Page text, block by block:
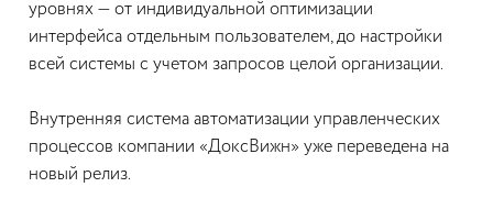
уровнях — от индивидуальной оптимизации
интерфейса отдельным пользователем, до настройки
всей системы с учетом запросов целой организации.
Внутренняя система автоматизации управленческих
процессов компании «ДоксВижн» уже переведена на
новый релиз.